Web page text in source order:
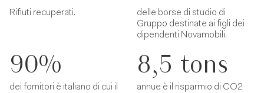
Rifiuti recuperati.
delle borse di studio di
Gruppo destinate ai figli dei
dipendenti Novamobili.
90%
dei fornitori è italiano di cui il
8,5 tons
annue è il risparmio di CO2